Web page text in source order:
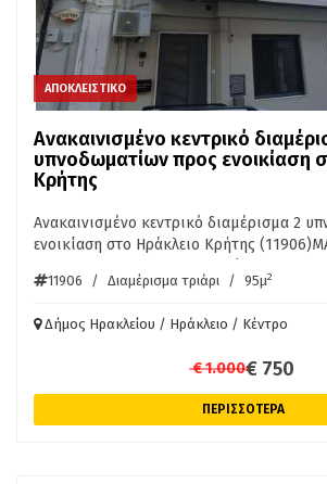
ΑΠΟΚΛΕΙΣΤΙΚΟ
Ανακαινισμένο κεντρικό
υπνοδωματίων προς ενοικίαση
Κρήτης
Ανακαινισμένο κεντρικό διαμέρισμα 2
ενοικίαση στο Ηράκλειο Κρήτης
ανακαινισμένο οροφοδιαμέρισμα 1ου
condition, μπαλκόνια, ΠΕΑ Δ. Ενοίκιο 750
11906 / Διαμέρισμα τριάρι / 95μ2
Δήμος Ηρακλείου / Ηράκλειο / Κέντρο
€ 1.000€ 750
ΠΕΡΙΣΣΟΤΕΡΑ